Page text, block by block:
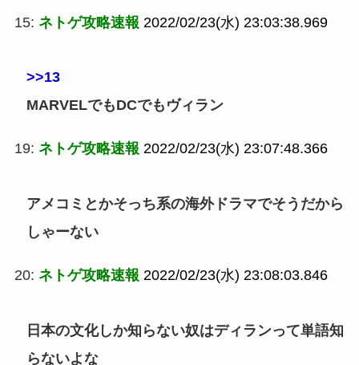
15: ネトゲ攻略速報 2022/02/23(水) 23:03:38.969
>>13
MARVELでもDCでもヴィラン
19: ネトゲ攻略速報 2022/02/23(水) 23:07:48.366
アメコミとかそっち系の海外ドラマでそうだから
しゃーない
20: ネトゲ攻略速報 2022/02/23(水) 23:08:03.846
日本の文化しか知らない奴はディランって単語知
らないよな